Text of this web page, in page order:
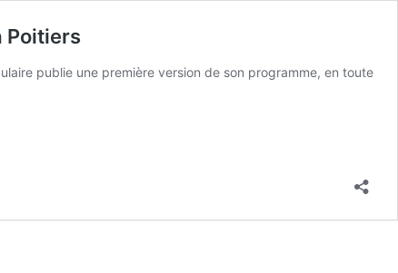
Poitiers
publie une première version de son programme, en toute